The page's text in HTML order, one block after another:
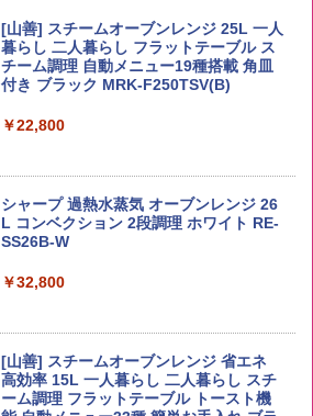
by Amazon 国産ブレンド米 精米 5kg
￥2,650
5kg 長野県産 令和7年産
￥3,980
【在庫処分価格】ももたろう印 無洗米 5
kg 業務用 お米マイスターブレンド
￥2,680
ブラックニッカ ニッカ Nikka ウィスキ
ー4000ml ブラックニッカクリア ウヰス
キー 【日本 アサヒ ウィスキー】 大容量
お得 4リットル
￥4,356
角瓶 2700ml サントリー ウイスキー ハ
イボール 大容量
角ハイボール 350ml×24本 サントリー ウ
イスキー ハイボール 缶
チキンラーメン どんぶり 85g×12個 日清
食品 インスタント カップ麺
￥1,939
麺 小腹 インスタント アウトドアにも ロ
ーリングストック 大人買い おやつカン
パニー
￥1,451
国分 tabete だし麺 千葉県産はまぐりだ
し 塩らーめん 108g×10袋 保存食 備蓄
[山善] スチームオーブンレンジ 25L 一人
暮らし 二人暮らし フラットテーブル ス
チーム調理 自動メニュー19種搭載 角皿
付き ブラック MRK-F250TSV(B)
￥22,800
シャープ 過熱水蒸気 オーブンレンジ 26
L コンベクション 2段調理 ホワイト RE-
SS26B-W
￥32,800
[山善] スチームオーブンレンジ 省エネ
高効率 15L 一人暮らし 二人暮らし スチ
ーム調理 フラットテーブル トースト機